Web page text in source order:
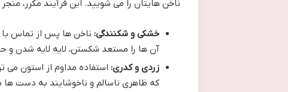
ناخن هایتان را می شویید. این فرآیند مکرر،
خشکی و شکنندگی: ناخن ها پس از تماس
آن ها را مستعد شکستن، لایه لایه شدن
زردی و کدری: استفاده مداوم از استون می
که ظاهری ناسالم و ناخوشایند به دست